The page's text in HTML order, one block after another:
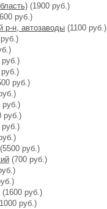
(1900 руб.)
руб.)
р-н, автозаводы (1100 руб.)
руб.)
руб.)
руб.)
руб.)
(5500 руб.)
(700 руб.)
(1600 руб.)
руб.)